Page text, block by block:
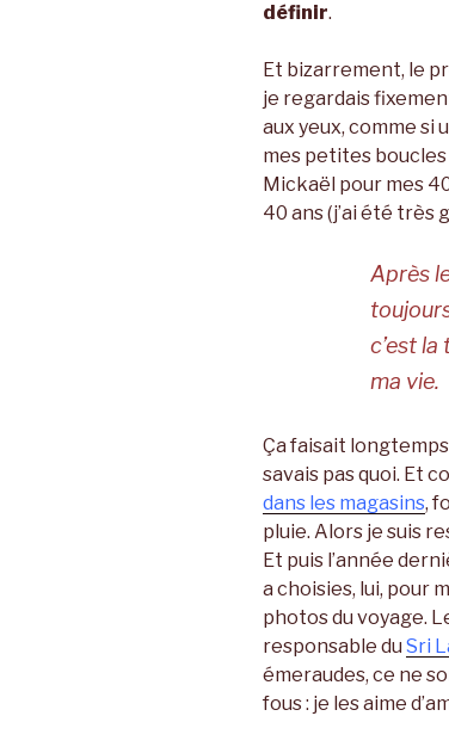
définir.
Et bizarrement, le
je regardais
aux yeux, comme si
mes petites boucles
Mickaël pour mes
40 ans (j’ai été très
Après
c’est
ma vie.
Ça faisait longtemps
savais pas quoi. Et
dans les magasins,
pluie. Alors je suis
Et puis l’année
a choisies, lui, pour
photos du voyage.
responsable du Sri
émeraudes, ce ne
fous : je les aime